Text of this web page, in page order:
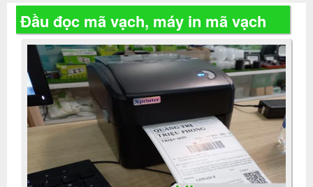
Đầu đọc mã vạch, máy in mã vạch